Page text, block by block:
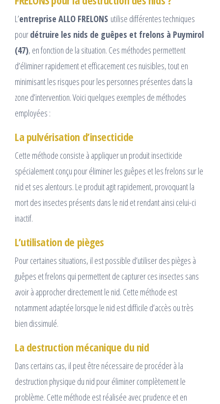
L’entreprise ALLO FRELONS utilise différentes techniques
pourdétruire les nids de guêpes et frelons à Puymirol
(47), en fonction de la situation. Ces méthodes permettent
d’éliminer rapidement et efficacement ces nuisibles, tout en
minimisant les risques pour les personnes présentes dans la
zone d’intervention. Voici quelques exemples de méthodes
employées :
La pulvérisation d’insecticide
Cette méthode consiste à appliquer un produit insecticide
spécialement conçu pour éliminer les guêpes et les frelons sur le
nid et ses alentours. Le produit agit rapidement, provoquant la
mort des insectes présents dans le nid et rendant ainsi celui-ci
inactif.
L’utilisation de pièges
Pour certaines situations, il est possible d’utiliser des pièges à
guêpes et frelons qui permettent de capturer ces insectes sans
avoir à approcher directement le nid. Cette méthode est
notamment adaptée lorsque le nid est difficile d’accès ou très
bien dissimulé.
La destruction mécanique du nid
Dans certains cas, il peut être nécessaire de procéder à la
destruction physique du nid pour éliminer complètement le
problème. Cette méthode est réalisée avec prudence et en